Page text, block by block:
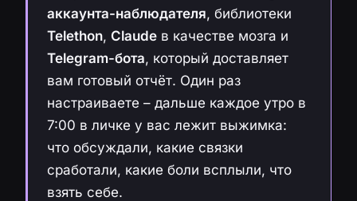
аккаунта-наблюдателя, библиотеки
Telethon, Claude в качестве мозга и
Telegram-бота, который доставляет
вам готовый отчёт. Один раз
настраиваете – дальше каждое утро в
7:00 в личке у вас лежит выжимка:
что обсуждали, какие связки
сработали, какие боли всплыли, что
взять себе.